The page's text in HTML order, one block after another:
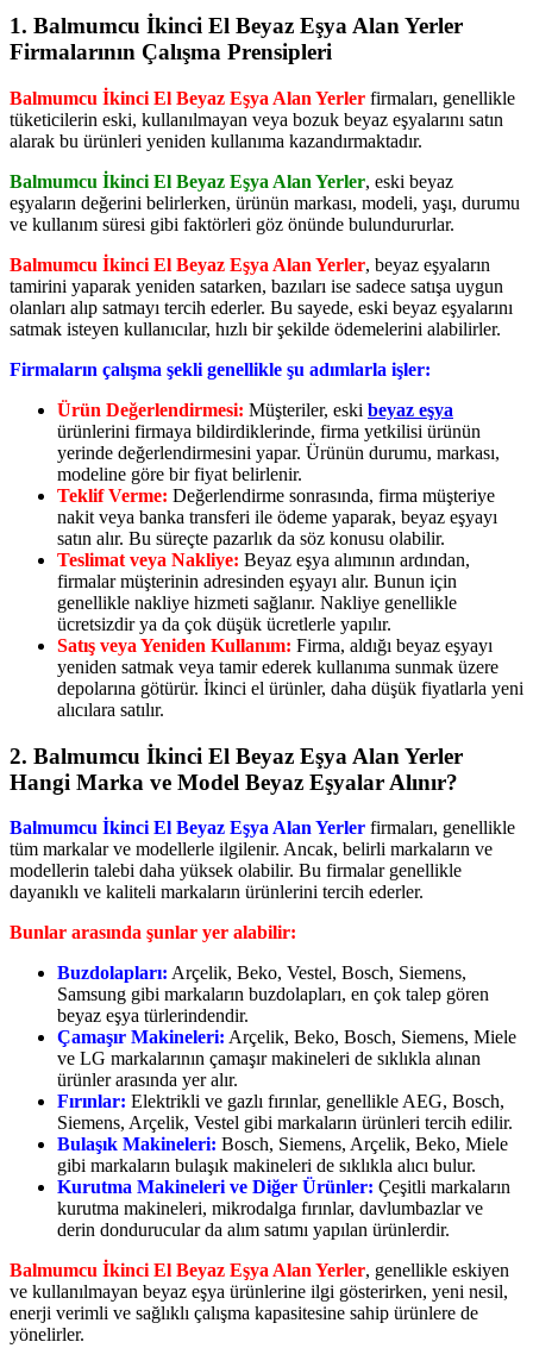
1. Balmumcu İkinci El Beyaz Eşya Alan Yerler
Firmalarının Çalışma Prensipleri
Balmumcu İkinci El Beyaz Eşya Alan Yerler firmaları, genellikle
tüketicilerin eski, kullanılmayan veya bozuk beyaz eşyalarını satın
alarak bu ürünleri yeniden kullanıma kazandırmaktadır.
Balmumcu İkinci El Beyaz Eşya Alan Yerler, eski beyaz
eşyaların değerini belirlerken, ürünün markası, modeli, yaşı, durumu
ve kullanım süresi gibi faktörleri göz önünde bulundururlar.
Balmumcu İkinci El Beyaz Eşya Alan Yerler, beyaz eşyaların
tamirini yaparak yeniden satarken, bazıları ise sadece satışa uygun
olanları alıp satmayı tercih ederler. Bu sayede, eski beyaz eşyalarını
satmak isteyen kullanıcılar, hızlı bir şekilde ödemelerini alabilirler.
Firmaların çalışma şekli genellikle şu adımlarla işler:
Ürün Değerlendirmesi: Müşteriler, eski beyaz eşya
ürünlerini firmaya bildirdiklerinde, firma yetkilisi ürünün
yerinde değerlendirmesini yapar. Ürünün durumu, markası,
modeline göre bir fiyat belirlenir.
Teklif Verme: Değerlendirme sonrasında, firma müşteriye
nakit veya banka transferi ile ödeme yaparak, beyaz eşyayı
satın alır. Bu süreçte pazarlık da söz konusu olabilir.
Teslimat veya Nakliye: Beyaz eşya alımının ardından,
firmalar müşterinin adresinden eşyayı alır. Bunun için
genellikle nakliye hizmeti sağlanır. Nakliye genellikle
ücretsizdir ya da çok düşük ücretlerle yapılır.
Satış veya Yeniden Kullanım: Firma, aldığı beyaz eşyayı
yeniden satmak veya tamir ederek kullanıma sunmak üzere
depolarına götürür. İkinci el ürünler, daha düşük fiyatlarla yeni
alıcılara satılır.
2. Balmumcu İkinci El Beyaz Eşya Alan Yerler
Hangi Marka ve Model Beyaz Eşyalar Alınır?
Balmumcu İkinci El Beyaz Eşya Alan Yerler firmaları, genellikle
tüm markalar ve modellerle ilgilenir. Ancak, belirli markaların ve
modellerin talebi daha yüksek olabilir. Bu firmalar genellikle
dayanıklı ve kaliteli markaların ürünlerini tercih ederler.
Bunlar arasında şunlar yer alabilir:
Buzdolapları: Arçelik, Beko, Vestel, Bosch, Siemens,
Samsung gibi markaların buzdolapları, en çok talep gören
beyaz eşya türlerindendir.
Çamaşır Makineleri: Arçelik, Beko, Bosch, Siemens, Miele
ve LG markalarının çamaşır makineleri de sıklıkla alınan
ürünler arasında yer alır.
Fırınlar: Elektrikli ve gazlı fırınlar, genellikle AEG, Bosch,
Siemens, Arçelik, Vestel gibi markaların ürünleri tercih edilir.
Bulaşık Makineleri: Bosch, Siemens, Arçelik, Beko, Miele
gibi markaların bulaşık makineleri de sıklıkla alıcı bulur.
Kurutma Makineleri ve Diğer Ürünler: Çeşitli markaların
kurutma makineleri, mikrodalga fırınlar, davlumbazlar ve
derin dondurucular da alım satımı yapılan ürünlerdir.
Balmumcu İkinci El Beyaz Eşya Alan Yerler, genellikle eskiyen
ve kullanılmayan beyaz eşya ürünlerine ilgi gösterirken, yeni nesil,
enerji verimli ve sağlıklı çalışma kapasitesine sahip ürünlere de
yönelirler.